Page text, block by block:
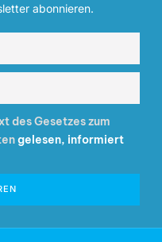
abonnieren.
des Gesetzes zum
gelesen, informiert